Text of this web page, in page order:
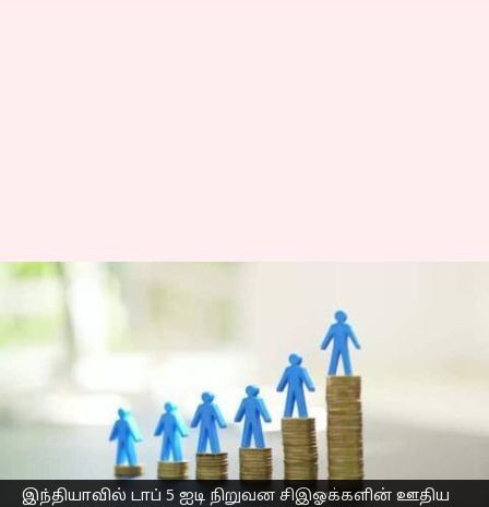
இந்தியாவில் டாப் 5 ஐடி நிறுவன சிஇஓக்களின் ஊதிய
இந்தியாவில் டாப் 5 ஐடி
நிறுவன சிஇஓக்களின்
ஊதிய 160% அதிகரிப்பு;
தொடக்கநிலை
ஊழியர்களுக்கு 4%
மட்டுமே அதிகரிப்பு
எழுதியவர் Sekar Chinnappan Dec 23, 2024 05:45 pm